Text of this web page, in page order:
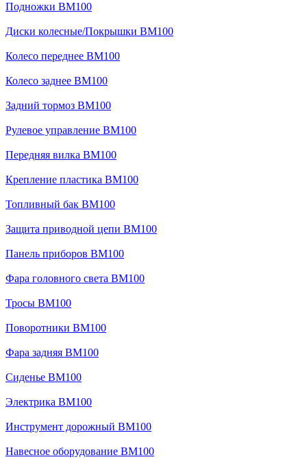
Подножки BM100
Диски колесные/Покрышки BM100
Колесо переднее BM100
Колесо заднее BM100
Задний тормоз BM100
Рулевое управление BM100
Передняя вилка BM100
Крепление пластика BM100
Топливный бак BM100
Защита приводной цепи BM100
Панель приборов BM100
Фара головного света BM100
Тросы BM100
Поворотники BM100
Фара задняя BM100
Сиденье BM100
Электрика BM100
Инструмент дорожный BM100
Навесное оборудование BM100